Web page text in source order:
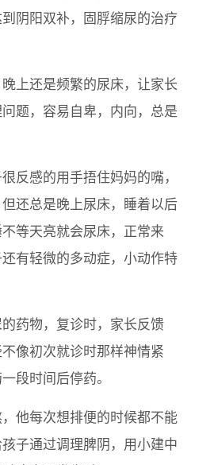
阴阳双补，固脬缩尿的治疗
上还是频繁的尿床，让家长
题，容易自卑，内向，总是
反感的用手捂住妈妈的嘴，
还总是晚上尿床，睡着以后
等天亮就会尿床，正常来
有轻微的多动症，小动作特
药物，复诊时，家长反馈
像初次就诊时那样神情紧
段时间后停药。
他每次想排便的时候都不能
子通过调理脾阴，用小建中